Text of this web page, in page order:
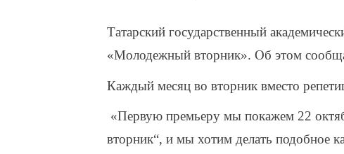
Татарский государственный
«Молодежный вторник». Об этом
Каждый месяц во вторник вместо
«Первую премьеру мы покажем 22
вторник“, и мы хотим делать подобное